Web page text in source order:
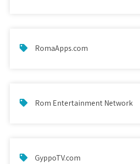
RomaApps.com
Rom Entertainment Network
GyppoTV.com